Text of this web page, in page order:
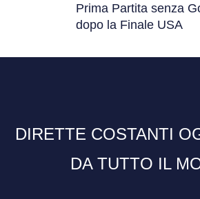
Prima Partita senza
dopo la Finale USA
DIRETTE COSTANTI
DA TUTTO IL